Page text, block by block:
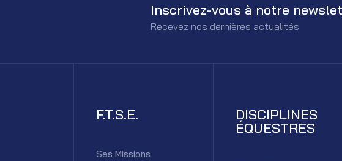
Inscrivez-vous à notre
Recevez nos dernières actualités
F.T.S.E.
Ses Missions
DISCIPLINES
ÉQUESTRES